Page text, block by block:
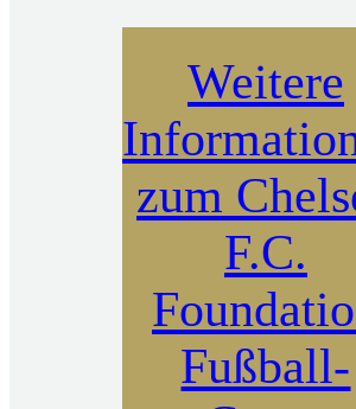
Weitere
zum
F.C.
Fußball-